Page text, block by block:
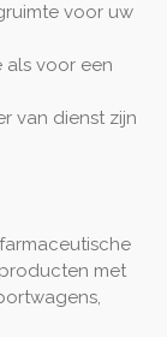
voor uw
voor een
van dienst zijn
met